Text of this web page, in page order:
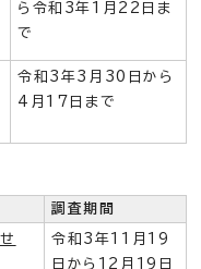
ら令和3年1月22日ま
で
令和3年3月30日から
4月17日まで
調査期間
令和3年11月19
日から12月19日